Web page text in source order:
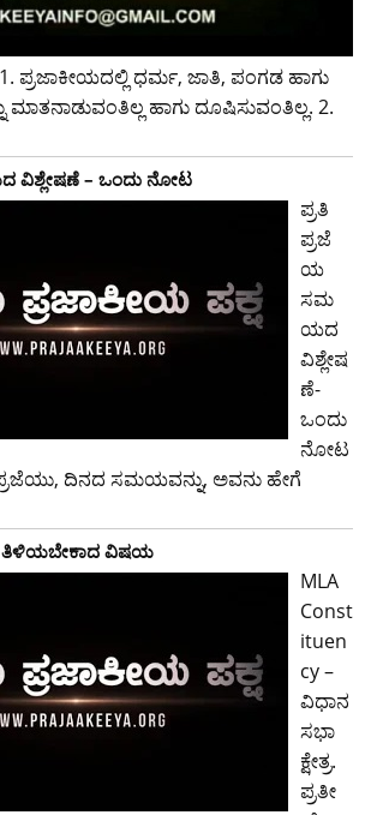
ಪ್ರಜಾಕೀಯದಲ್ಲಿ ಧರ್ಮ, ಜಾತಿ, ಪಂಗಡ ಹಾಗು
ಮಾತನಾಡುವಂತಿಲ್ಲ ಹಾಗು ದೂಷಿಸುವಂತಿಲ್ಲ. 2.
ವಿಶ್ಲೇಷಣೆ – ಒಂದು ನೋಟ
ಪ್ರತಿ
ಪ್ರಜೆ
ಯ
ಸಮ
ಯದ
ವಿಶ್ಲೇಷ
ಣೆ-
ಒಂದು
ನೋಟ
ದಿನದ ಸಮಯವನ್ನು, ಅವನು ಹೇಗೆ
ತಿಳಿಯಬೇಕಾದ ವಿಷಯ
MLA
Const
ituen
cy –
ವಿಧಾನ
ಸಭಾ
ಕ್ಷೇತ್ರ.
ಪ್ರತೀ